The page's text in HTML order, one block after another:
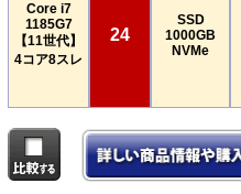
Core i7
1185G7
【11世代】
4コア8スレ
24
SSD
1000GB
NVMe